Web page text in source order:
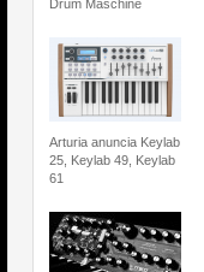
Drum Maschine
Arturia anuncia Keylab
25, Keylab 49, Keylab
61